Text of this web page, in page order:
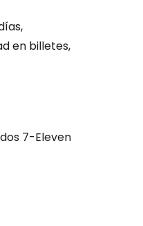
en billetes,
7-Eleven